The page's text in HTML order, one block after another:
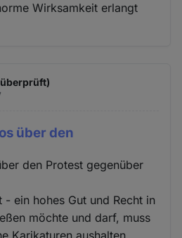
Wirksamkeit erlangt
über den
den Protest gegenüber
- ein hohes Gut und Recht in
möchte und darf, muss